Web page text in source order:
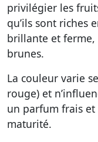
privilégier les
qu’ils sont riches
brillante et ferme,
brunes.
La couleur varie
rouge) et
un parfum frais
maturité.